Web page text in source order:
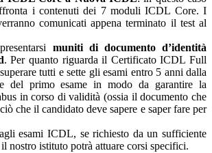
i contenuti dei 7 moduli ICDL Core. I
comunicati appena terminato il test al
muniti di documento d’identità
. Per quanto riguarda il Certificato ICDL Full
tutti e sette gli esami entro 5 anni dalla
del primo esame in modo da garantire la
in corso di validità (ossia il documento che
che il candidato deve sapere e saper fare per
esami ICDL, se richiesto da un sufficiente
nostro istituto potrà attuare corsi specifici.